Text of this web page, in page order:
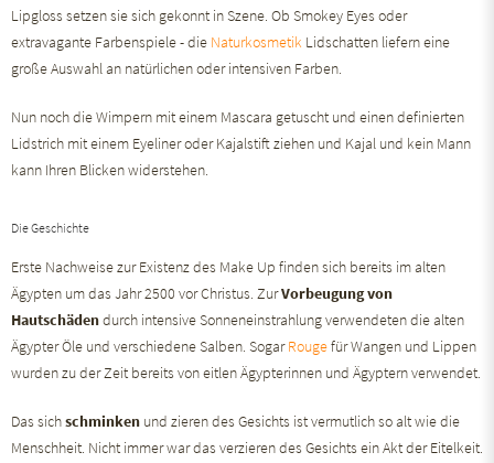
Lipgloss setzen sie sich gekonnt in Szene. Ob Smokey Eyes oder
extravagante Farbenspiele - die Naturkosmetik Lidschatten liefern eine
große Auswahl an natürlichen oder intensiven Farben.
Nun noch die Wimpern mit einem Mascara getuscht und einen definierten
Lidstrich mit einem Eyeliner oder Kajalstift ziehen und Kajal und kein Mann
kann Ihren Blicken widerstehen.
Die Geschichte
Erste Nachweise zur Existenz des Make Up finden sich bereits im alten
Ägypten um das Jahr 2500 vor Christus. ZurVorbeugung von
Hautschädendurch intensive Sonneneinstrahlung verwendeten die alten
Ägypter Öle und verschiedene Salben. SogarRougefür Wangen und Lippen
wurden zu der Zeit bereits von eitlen Ägypterinnen und Ägyptern verwendet.
Das sichschminken und zieren des Gesichts ist vermutlich so alt wie die
Menschheit. Nicht immer war das verzieren des Gesichts ein Akt der Eitelkeit.